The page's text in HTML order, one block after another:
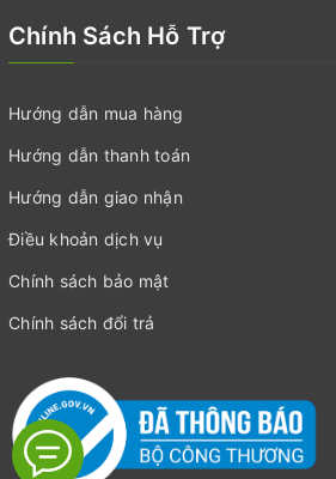
Chính Sách Hỗ Trợ
Hướng dẫn mua hàng
Hướng dẫn thanh toán
Hướng dẫn giao nhận
Điều khoản dịch vụ
Chính sách bảo mật
Chính sách đổi trả